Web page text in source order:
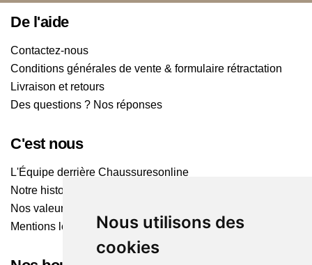
Nous utilisons des
cookies
De l'aide
Contactez-nous
Conditions générales de vente & formulaire rétractation
Livraison et retours
Des questions ? Nos réponses
C'est nous
L'Équipe derrière Chaussuresonline
Notre histoire
Nos valeurs
Mentions légales